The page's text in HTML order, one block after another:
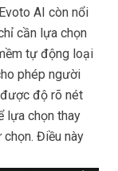
AI còn nổi
cần lựa chọn
tự động loại
phép người
độ rõ nét
lựa chọn thay
chọn. Điều này